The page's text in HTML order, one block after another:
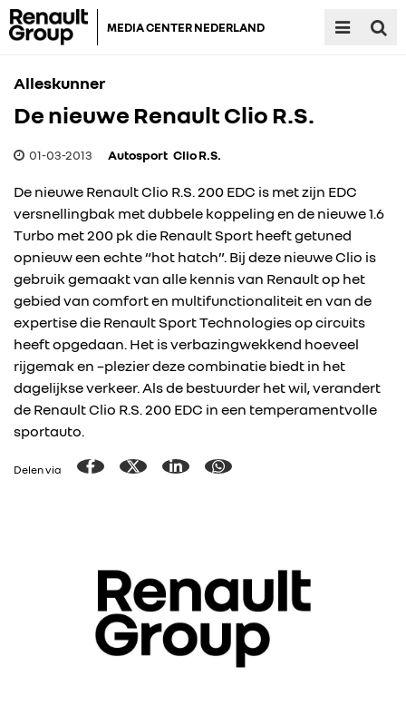
MEDIA CENTER NEDERLAND
Alleskunner
De nieuwe Renault Clio R.S.
01-03-2013 Autosport Clio R.S.
De nieuwe Renault Clio R.S. 200 EDC is met zijn EDC
versnellingbak met dubbele koppeling en de nieuwe 1.6
Turbo met 200 pk die Renault Sport heeft getuned
opnieuw een echte “hot hatch”. Bij deze nieuwe Clio is
gebruik gemaakt van alle kennis van Renault op het
gebied van comfort en multifunctionaliteit en van de
expertise die Renault Sport Technologies op circuits
heeft opgedaan. Het is verbazingwekkend hoeveel
rijgemak en –plezier deze combinatie biedt in het
dagelijkse verkeer. Als de bestuurder het wil, verandert
de Renault Clio R.S. 200 EDC in een temperamentvolle
sportauto.
Delen via